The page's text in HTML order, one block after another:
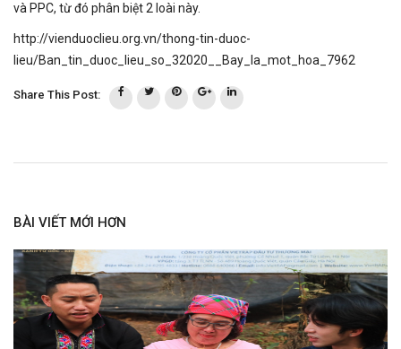
và PPC, từ đó phân biệt 2 loài này.
http://vienduoclieu.org.vn/thong-tin-duoc-
lieu/Ban_tin_duoc_lieu_so_32020__Bay_la_mot_hoa_7962
Share This Post:
BÀI VIẾT MỚI HƠN